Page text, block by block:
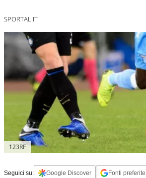
SPORTAL.IT
123RF
Seguici su: Google Discover Fonti preferite